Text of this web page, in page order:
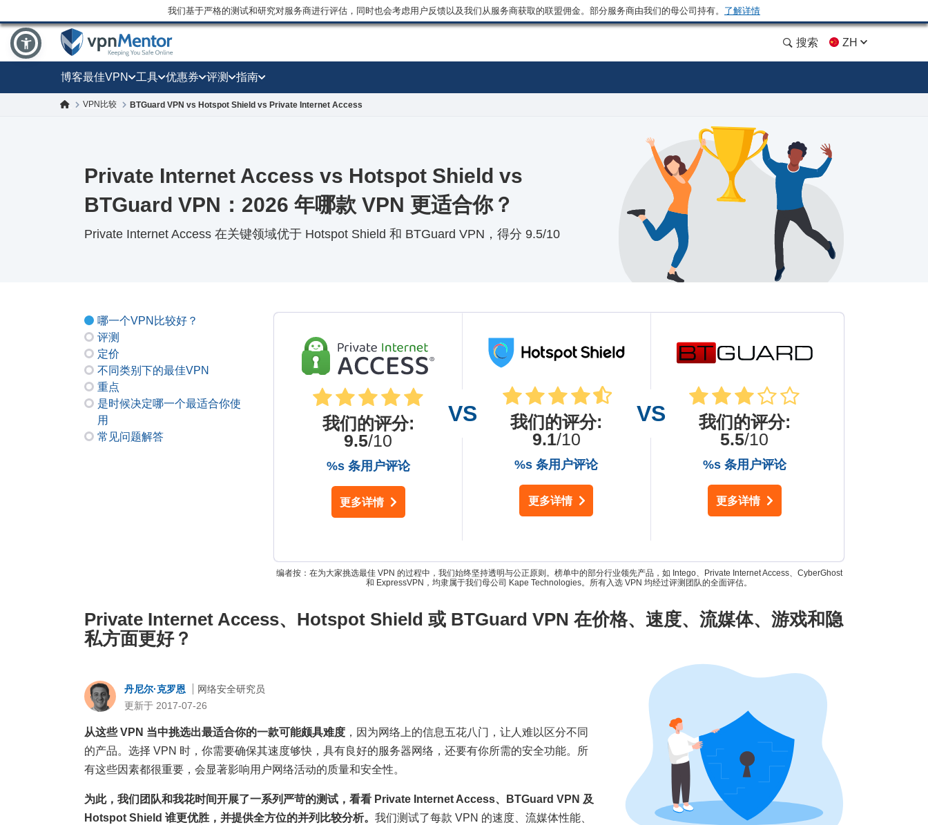
我们基于严格的测试和研究对服务商进行评估，同时也会考虑用户反馈以及我们从服务商获取的联盟佣金。部分服务商由我们的母公司持有。 了解详情
搜索 ZH
博客最佳VPN 工具 优惠券 评测 指南
VPN比较 BTGuard VPN vs Hotspot Shield vs Private Internet Access
Private Internet Access vs Hotspot Shield vs
BTGuard VPN：2026 年哪款 VPN 更适合你？
Private Internet Access 在关键领域优于 Hotspot Shield 和 BTGuard VPN，得分 9.5/10
哪一个VPN比较好？
评测
定价
不同类别下的最佳VPN
重点
是时候决定哪一个最适合你使
用
常见问题解答
我们的评分:
9.5/10
%s 条用户评论
更多详情
我们的评分:
9.1/10
%s 条用户评论
更多详情
我们的评分:
5.5/10
%s 条用户评论
更多详情
编者按：在为大家挑选最佳 VPN 的过程中，我们始终坚持透明与公正原则。榜单中的部分行业领先产品，如 Intego、Private Internet Access、CyberGhost
和 ExpressVPN，均隶属于我们母公司 Kape Technologies。所有入选 VPN 均经过评测团队的全面评估。
Private Internet Access、Hotspot Shield 或 BTGuard VPN 在价格、速度、流媒体、游戏和隐
私方面更好？
丹尼尔·克罗恩
网络安全研究员
更新于 2017-07-26
从这些 VPN 当中挑选出最适合你的一款可能颇具难度 ，因为网络上的信息五花八门，让人难以区分不同
的产品。选择 VPN 时，你需要确保其速度够快，具有良好的服务器网络，还要有你所需的安全功能。所
有这些因素都很重要，会显著影响用户网络活动的质量和安全性。
为此，我们团队和我花时间开展了一系列严苛的测试，看看 Private Internet Access、BTGuard VPN 及
Hotspot Shield 谁更优胜，并提供全方位的并列比较分析。 我们测试了每款 VPN 的速度、流媒体性能、